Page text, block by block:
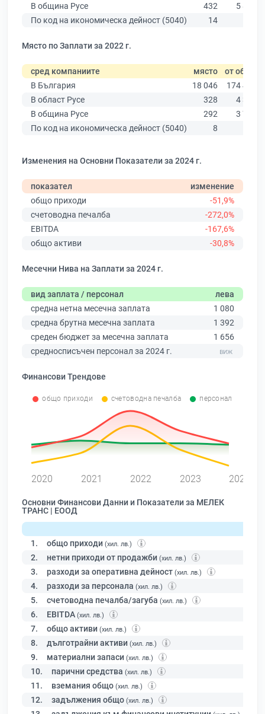
В община Русе
432
5 883
По код на икономическа дейност (5040)
14
Място по Заплати за 2022 г.
сред компаниите място от общо
В България
18 046
174 403
В област Русе
328
4 390
В община Русе
292
3 764
По код на икономическа дейност (5040)
8
Изменения на Основни Показатели за 2024 г.
показател
изменение
общо приходи
-51,9%
счетоводна печалба
-272,0%
EBITDA
-167,6%
общо активи
-30,8%
Месечни Нива на Заплати за 2024 г.
вид заплата / персонал
лева
средна нетна месечна заплата
1 080
средна брутна месечна заплата
1 392
среден бюджет за месечна заплата
1 656
средносписъчен персонал за 2024 г.
Финансови Трендове
общо приходи счетоводна печалба персонал
2020 2021 2022 2023 2024
Основни Финансови Данни и Показатели за МЕЛЕК
ТРАНС | ЕООД
1. общо приходи (хил. лв.)
2. нетни приходи от продажби (хил. лв.)
3. разходи за оперативна дейност (хил. лв.)
4. разходи за персонала (хил. лв.)
5. счетоводна печалба/загуба (хил. лв.)
6. EBITDA (хил. лв.)
7. общо активи (хил. лв.)
8. дълготрайни активи (хил. лв.)
9. материални запаси (хил. лв.)
10. парични средства (хил. лв.)
11. вземания общо (хил. лв.)
12. задължения общо (хил. лв.)